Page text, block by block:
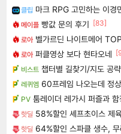
클립 마크 RPG 고민하는 이경
메이플 빵값 문의 후기 [83]
로아 벨가르딘 나이트메어
로아 퍼클영상 보다 현타오네
비스트 챕터별 길찾기/지도 공
레퀴엠 60프레임 나오는데 정
PV 툼레이더 레가시 퍼즐과
핫딜 58%할인 셰프초이스 제
핫딜 64%할인 스파클 생수,